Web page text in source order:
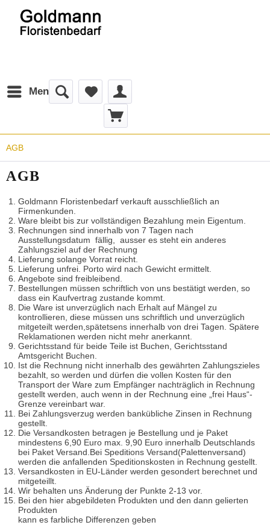
Menü
AGB
AGB
Goldmann Floristenbedarf verkauft ausschließlich an
Firmenkunden.
Ware bleibt bis zur vollständigen Bezahlung mein Eigentum.
Rechnungen sind innerhalb von 7 Tagen nach
Ausstellungsdatum fällig, ausser es steht ein anderes
Zahlungsziel auf der Rechnung
Lieferung solange Vorrat reicht.
Lieferung unfrei. Porto wird nach Gewicht ermittelt.
Angebote sind freibleibend.
Bestellungen müssen schriftlich von uns bestätigt werden, so
dass ein Kaufvertrag zustande kommt.
Die Ware ist unverzüglich nach Erhalt auf Mängel zu
kontrollieren, diese müssen uns schriftlich und unverzüglich
mitgeteilt werden,spätetsens innerhalb von drei Tagen. Spätere
Reklamationen werden nicht mehr anerkannt.
Gerichtsstand für beide Teile ist Buchen, Gerichtsstand
Amtsgericht Buchen.
Ist die Rechnung nicht innerhalb des gewährten Zahlungszieles
bezahlt, so werden und dürfen die vollen Kosten für den
Transport der Ware zum Empfänger nachträglich in Rechnung
gestellt werden, auch wenn in der Rechnung eine „frei Haus“-
Grenze vereinbart war.
Bei Zahlungsverzug werden bankübliche Zinsen in Rechnung
gestellt.
Die Versandkosten betragen je Bestellung und je Paket
mindestens 6,90 Euro max. 9,90 Euro innerhalb Deutschlands
bei Paket Versand.Bei Speditions Versand(Palettenversand)
werden die anfallenden Speditionskosten in Rechnung gestellt.
Versandkosten in EU-Länder werden gesondert berechnet und
mitgeteillt.
Wir behalten uns Änderung der Punkte 2-13 vor.
Bei den hier abgebildeten Produkten und den dann gelierten
Produkten
kann es farbliche Differenzen geben